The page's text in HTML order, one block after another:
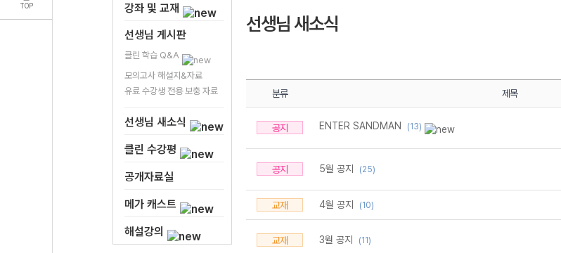
TOP
강좌 및 교재
선생님 게시판
클린 학습 Q&A
모의고사 해설지&자료
유료 수강생 전용 보충 자료
선생님 새소식
클린 수강평
공개자료실
메가 캐스트
해설강의
선생님 새소식
분류 제목
공지 ENTER SANDMAN (13)
공지 5월 공지 (25)
교재 4월 공지 (10)
교재 3월 공지 (11)